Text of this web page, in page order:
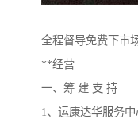
全程督导免费下市
**经营
一、筹 建 支 持
1、运康达华服务